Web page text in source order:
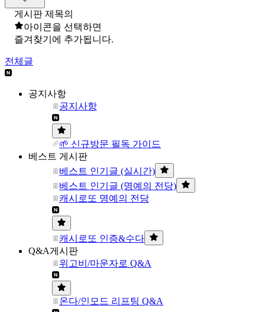
게시판 제목의
아이콘을 선택하면
즐겨찾기에 추가됩니다.
전체글
공지사항
공지사항
🌱 신규방문 필독 가이드
베스트 게시판
베스트 인기글 (실시간)
베스트 인기글 (명예의 전당)
캐시로또 명예의 전당
캐시로또 인증&수다
Q&A게시판
위고비/마운자로 Q&A
온다/인모드 리프팅 Q&A